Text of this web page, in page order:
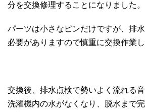
分を交換修理することになりました。
パーツは小さなピンだけですが、排
必要がありますので慎重に交換作業し
交換後、排水点検で勢いよく流れる
洗濯機内の水がなくなり、脱水まで